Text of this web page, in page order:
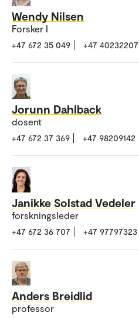
Wendy Nilsen
Forsker I
+47 672 35 049 +47 40232207
Jorunn Dahlback
dosent
+47 672 37 369 +47 98209142
Janikke Solstad Vedeler
forskningsleder
+47 672 36 707 +47 97797323
Anders Breidlid
professor